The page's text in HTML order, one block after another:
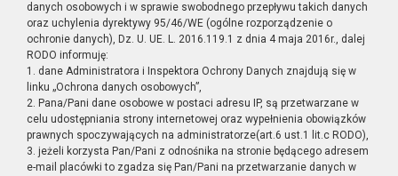
danych osobowych i w sprawie swobodnego przepływu takich danych
oraz uchylenia dyrektywy 95/46/WE (ogólne rozporządzenie o
ochronie danych), Dz. U. UE. L. 2016.119.1 z dnia 4 maja 2016r., dalej
RODO informuję:
1. dane Administratora i Inspektora Ochrony Danych znajdują się w
linku „Ochrona danych osobowych”,
2. Pana/Pani dane osobowe w postaci adresu IP, są przetwarzane w
celu udostępniania strony internetowej oraz wypełnienia obowiązków
prawnych spoczywających na administratorze(art.6 ust.1 lit.c RODO),
3. jeżeli korzysta Pan/Pani z odnośnika na stronie będącego adresem
e-mail placówki to zgadza się Pan/Pani na przetwarzanie danych w